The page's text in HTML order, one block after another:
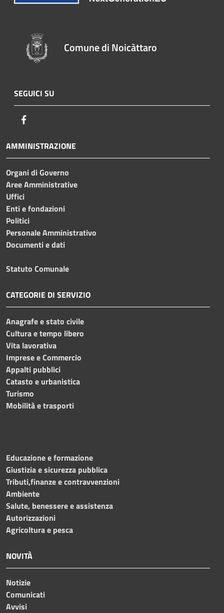
Comune di Noicàttaro
SEGUICI SU
AMMINISTRAZIONE
Organi di Governo
Aree Amministrative
Uffici
Enti e fondazioni
Politici
Personale Amministrativo
Documenti e dati
Statuto Comunale
CATEGORIE DI SERVIZIO
Anagrafe e stato civile
Cultura e tempo libero
Vita lavorativa
Imprese e Commercio
Appalti pubblici
Catasto e urbanistica
Turismo
Mobilità e trasporti
Educazione e formazione
Giustizia e sicurezza pubblica
Tributi,finanze e contravvenzioni
Ambiente
Salute, benessere e assistenza
Autorizzazioni
Agricoltura e pesca
NOVITÀ
Notizie
Comunicati
Avvisi